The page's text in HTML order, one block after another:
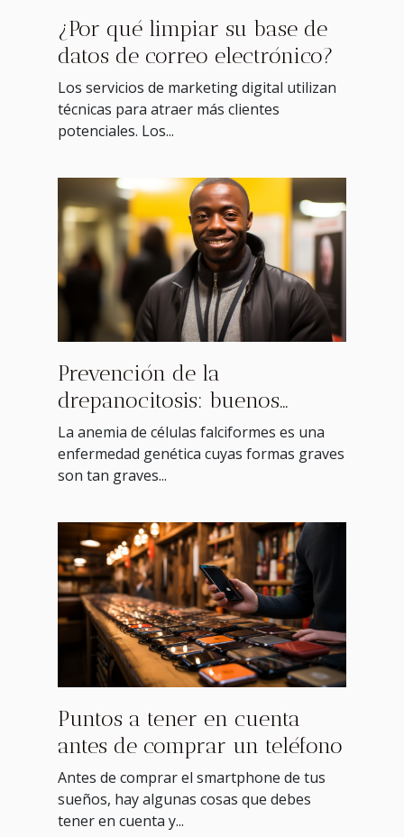
¿Por qué limpiar su base de
datos de correo electrónico?
Los servicios de marketing digital utilizan
técnicas para atraer más clientes
potenciales. Los...
Prevención de la
drepanocitosis: buenos
consejos
La anemia de células falciformes es una
enfermedad genética cuyas formas graves
son tan graves...
Puntos a tener en cuenta
antes de comprar un teléfono
Antes de comprar el smartphone de tus
sueños, hay algunas cosas que debes
tener en cuenta y...